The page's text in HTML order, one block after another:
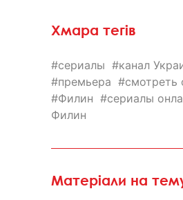
Хмара тегів
сериалы канал
премьера
смотреть
Филин
сериалы
Филин
Матеріали на